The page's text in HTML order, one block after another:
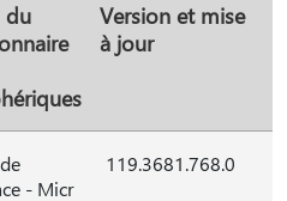
du
Version et mise
à jour
- Micr
119.3681.768.0